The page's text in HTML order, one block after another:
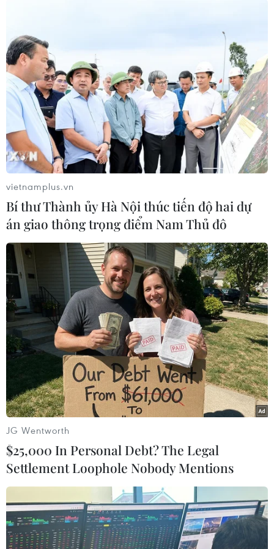
23.000 đồng/USD./.
(Vietnam+)
#Giá vàng #tỷ giá trung tâm #USD
#SJC
TP. Hà Nội
Tp. Hồ Chí Minh
Theo dõi VietnamPlus
TIN LIÊN QUAN
vietnamplus.vn
Bí thư Thành ủy Hà Nội thúc tiến độ hai dự
án giao thông trọng điểm Nam Thủ đô
JG Wentworth
$25,000 In Personal Debt? The Legal
Settlement Loophole Nobody Mentions